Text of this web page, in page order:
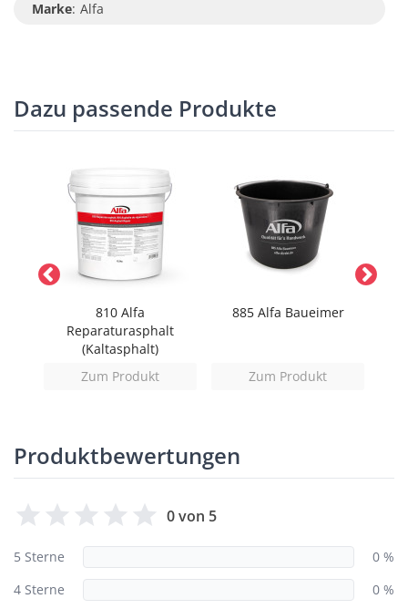
Marke: Alfa
Dazu passende Produkte
810 Alfa
Reparaturasphalt
(Kaltasphalt)
Zum Produkt
885 Alfa Baueimer
Zum Produkt
Produktbewertungen
0 von 5
5 Sterne
0 %
4 Sterne
0 %